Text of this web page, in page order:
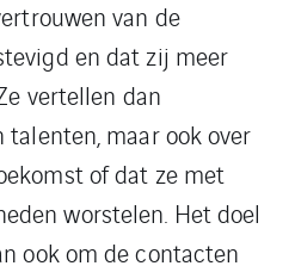
van de
en dat zij meer
vertellen dan
maar ook over
of dat ze met
worstelen. Het doel
ook om de contacten